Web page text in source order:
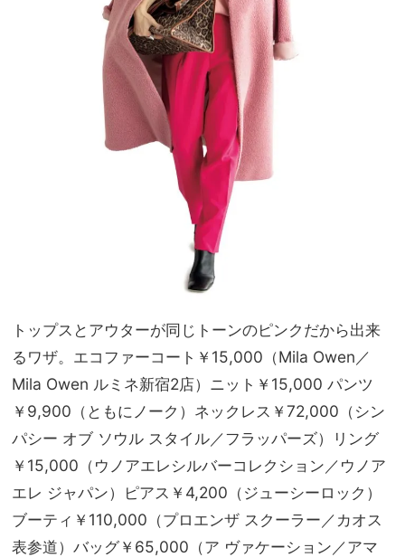
トップスとアウターが同じトーンのピンクだから出来
るワザ。エコファーコート￥15,000（Mila Owen／
Mila Owen ルミネ新宿2店）ニット￥15,000 パンツ
￥9,900（ともにノーク）ネックレス￥72,000（シン
パシー オブ ソウル スタイル／フラッパーズ）リング
￥15,000（ウノアエレシルバーコレクション／ウノア
エレ ジャパン）ピアス￥4,200（ジューシーロック）
ブーティ￥110,000（プロエンザ スクーラー／カオス
表参道）バッグ￥65,000（ア ヴァケーション／アマ